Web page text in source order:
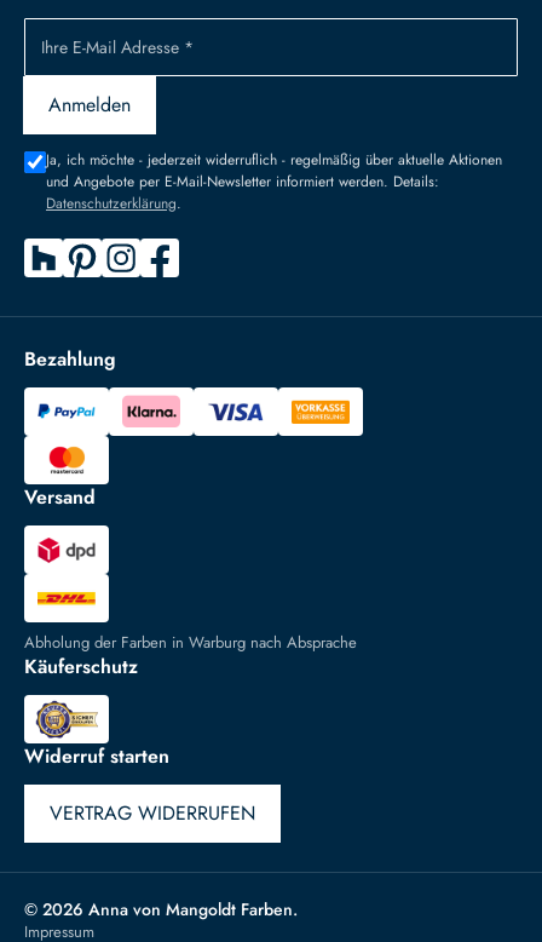
Ihre E-Mail Adresse *
Anmelden
Ja, ich möchte - jederzeit widerruflich - regelmäßig über aktuelle Aktionen
und Angebote per E-Mail-Newsletter informiert werden. Details:
Datenschutzerklärung.
Bezahlung
Versand
Abholung der Farben in Warburg nach Absprache
Käuferschutz
Widerruf starten
VERTRAG WIDERRUFEN
© 2026 Anna von Mangoldt Farben.
Impressum